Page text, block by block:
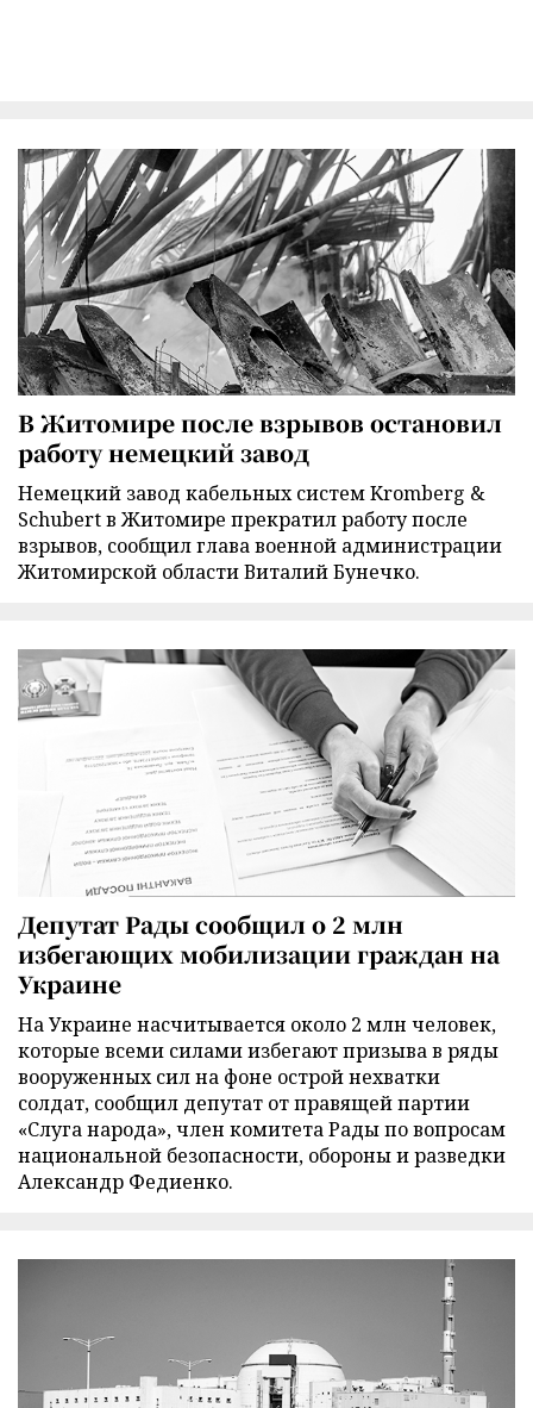
В Житомире после взрывов остановил
работу немецкий завод
Немецкий завод кабельных систем Kromberg &
Schubert в Житомире прекратил работу после
взрывов, сообщил глава военной администрации
Житомирской области Виталий Бунечко.
Депутат Рады сообщил о 2 млн
избегающих мобилизации граждан на
Украине
На Украине насчитывается около 2 млн человек,
которые всеми силами избегают призыва в ряды
вооруженных сил на фоне острой нехватки
солдат, сообщил депутат от правящей партии
«Слуга народа», член комитета Рады по вопросам
национальной безопасности, обороны и разведки
Александр Федиенко.